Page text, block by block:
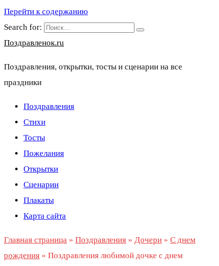
Перейти к содержанию
Search for:
Поздравленок.ru
Поздравления, открытки, тосты и сценарии на все
праздники
Поздравления
Стихи
Тосты
Пожелания
Открытки
Сценарии
Плакаты
Карта сайта
Главная страница » Поздравления » Дочери » С днем
рождения » Поздравления любимой дочке с днем